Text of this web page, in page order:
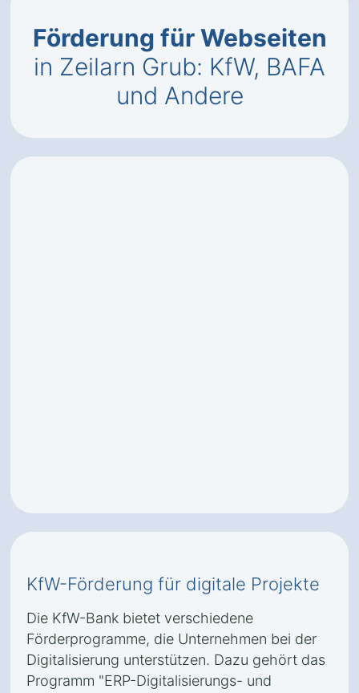
Förderung für Webseiten
in Zeilarn Grub: KfW, BAFA
und Andere
KfW-Förderung für digitale Projekte
Die KfW-Bank bietet verschiedene
Förderprogramme, die Unternehmen bei der
Digitalisierung unterstützen. Dazu gehört das
Programm "ERP-Digitalisierungs- und